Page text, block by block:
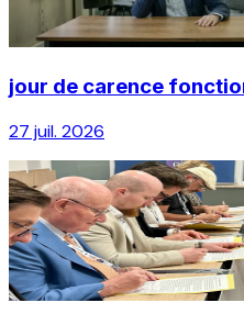
jour de carence
27 juil. 2026